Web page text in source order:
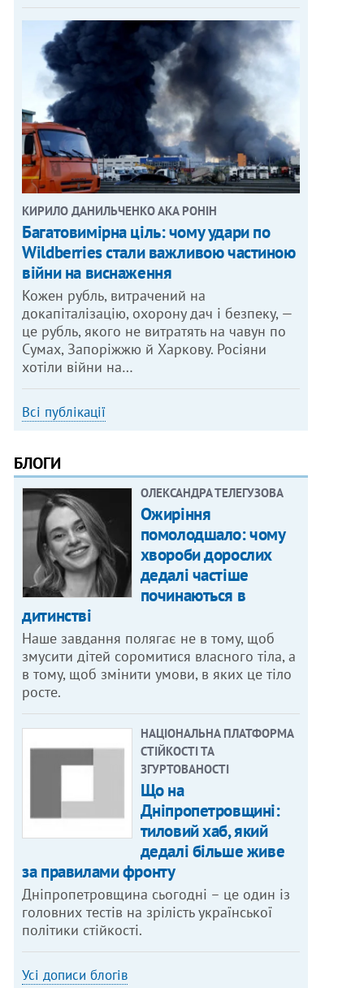
КИРИЛО ДАНИЛЬЧЕНКО АКА РОНІН
Багатовимірна ціль: чому удари по
Wildberries стали важливою частиною
війни на виснаження
Кожен рубль, витрачений на
докапіталізацію, охорону дач і безпеку, —
це рубль, якого не витратять на чавун по
Сумах, Запоріжжю й Харкову. Росіяни
хотіли війни на…
Всі публікації
БЛОГИ
ОЛЕКСАНДРА ТЕЛЕГУЗОВА
Ожиріння
помолодшало: чому
хвороби дорослих
дедалі частіше
починаються в
дитинстві
Наше завдання полягає не в тому, щоб
змусити дітей соромитися власного тіла, а
в тому, щоб змінити умови, в яких це тіло
росте.
НАЦІОНАЛЬНА ПЛАТФОРМА
СТІЙКОСТІ ТА
ЗГУРТОВАНОСТІ
Що на
Дніпропетровщині:
тиловий хаб, який
дедалі більше живе
за правилами фронту
Дніпропетровщина сьогодні – це один із
головних тестів на зрілість української
політики стійкості.
Усі дописи блогів